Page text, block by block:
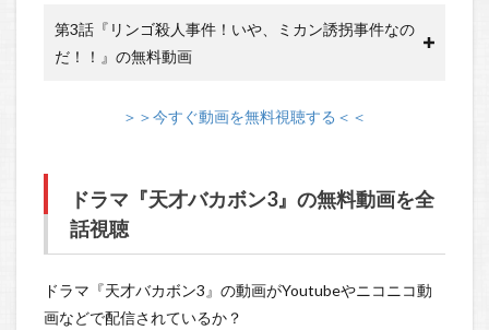
第3話『リンゴ殺人事件！いや、ミカン誘拐事件なの
だ！！』の無料動画
＞＞今すぐ動画を無料視聴する＜＜
ドラマ『天才バカボン3』の無料動画を全
話視聴
ドラマ『天才バカボン3』の動画がYoutubeやニコニコ動
画などで配信されているか？